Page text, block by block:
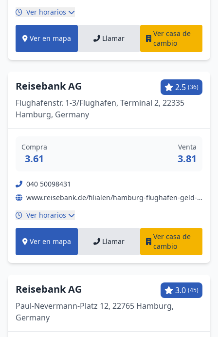
Ver horarios
Ver en mapa Llamar
Ver casa de
cambio
Reisebank AG 2.5 (36)
Flughafenstr. 1-3/Flughafen, Terminal 2, 22335
Hamburg, Germany
Compra
3.61
Venta
3.81
040 50098431
www.reisebank.de/filialen/hamburg-flughafen-geld-wechseln-und-gold-kaufen
Ver horarios
Ver en mapa Llamar
Ver casa de
cambio
Reisebank AG 3.0 (45)
Paul-Nevermann-Platz 12, 22765 Hamburg,
Germany